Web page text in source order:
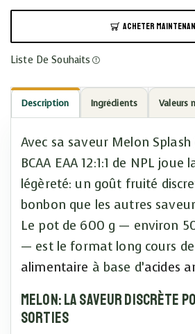
ACHETER
Liste De Souhaits
Description Ingrédients Valeurs
Avec sa saveur Melon
BCAA EAA 12:1:1 de NPL joue
légèreté: un goût fruité
bonbon que les autres
Le pot de 600 g — environ
— est le format long cours de
alimentaire à base d’acides
Melon: la saveur discrète
sorties